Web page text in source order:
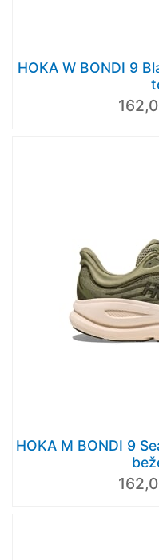
HOKA W BONDI 9
HOKA M BONDI 9